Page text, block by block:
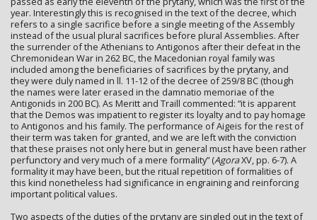
year. Interestingly this is recognised in the text of the decree, which
refers to a single sacrifice before a single meeting of the Assembly
instead of the usual plural sacrifices before plural Assemblies. After
the surrender of the Athenians to Antigonos after their defeat in the
Chremonidean War in 262 BC, the Macedonian royal family was
included among the beneficiaries of sacrifices by the prytany, and
they were duly named in ll. 11-12 of the decree of 259/8 BC (though
the names were later erased in the damnatio memoriae of the
Antigonids in 200 BC). As Meritt and Traill commented: “it is apparent
that the Demos was impatient to register its loyalty and to pay homage
to Antigonos and his family. The performance of Aigeis for the rest of
their term was taken for granted, and we are left with the conviction
that these praises not only here but in general must have been rather
perfunctory and very much of a mere formality” (AgoraXV, pp. 6-7). A
formality it may have been, but the ritual repetition of formalities of
this kind nonetheless had significance in engraining and reinforcing
important political values.
Two aspects of the duties of the prytany are singled out in the text of